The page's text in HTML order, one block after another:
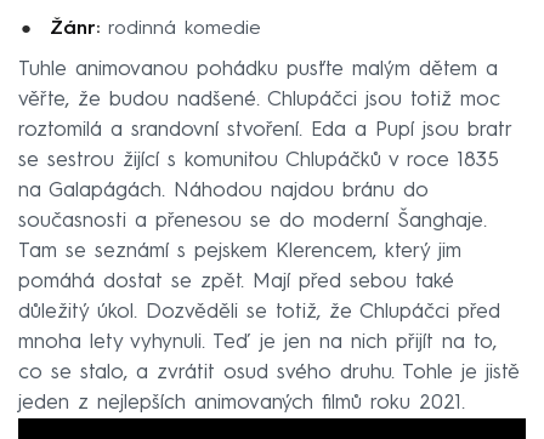
Žánr:rodinná komedie
Tuhle animovanou pohádku pusťte malým dětem a
věřte, že budou nadšené. Chlupáčci jsou totiž moc
roztomilá a srandovní stvoření. Eda a Pupí jsou bratr
se sestrou žijící s komunitou Chlupáčků v roce 1835
na Galapágách. Náhodou najdou bránu do
současnosti a přenesou se do moderní Šanghaje.
Tam se seznámí s pejskem Klerencem, který jim
pomáhá dostat se zpět. Mají před sebou také
důležitý úkol. Dozvěděli se totiž, že Chlupáčci před
mnoha lety vyhynuli. Teď je jen na nich přijít na to,
co se stalo, a zvrátit osud svého druhu. Tohle je jistě
jeden z nejlepších animovaných filmů roku 2021.